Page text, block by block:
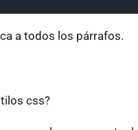
a todos los párrafos.
css?